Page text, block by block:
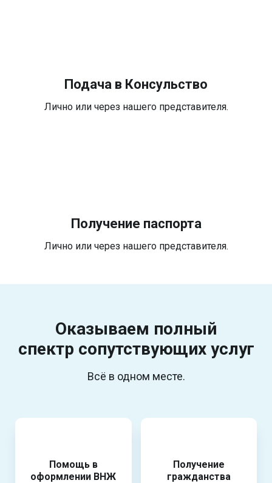
Подача в Консульство
Лично или через нашего представителя.
Получение паспорта
Лично или через нашего представителя.
Оказываем полный
спектр сопутствующих услуг
Всё в одном месте.
Помощь в
оформлении ВНЖ
Получение
гражданства